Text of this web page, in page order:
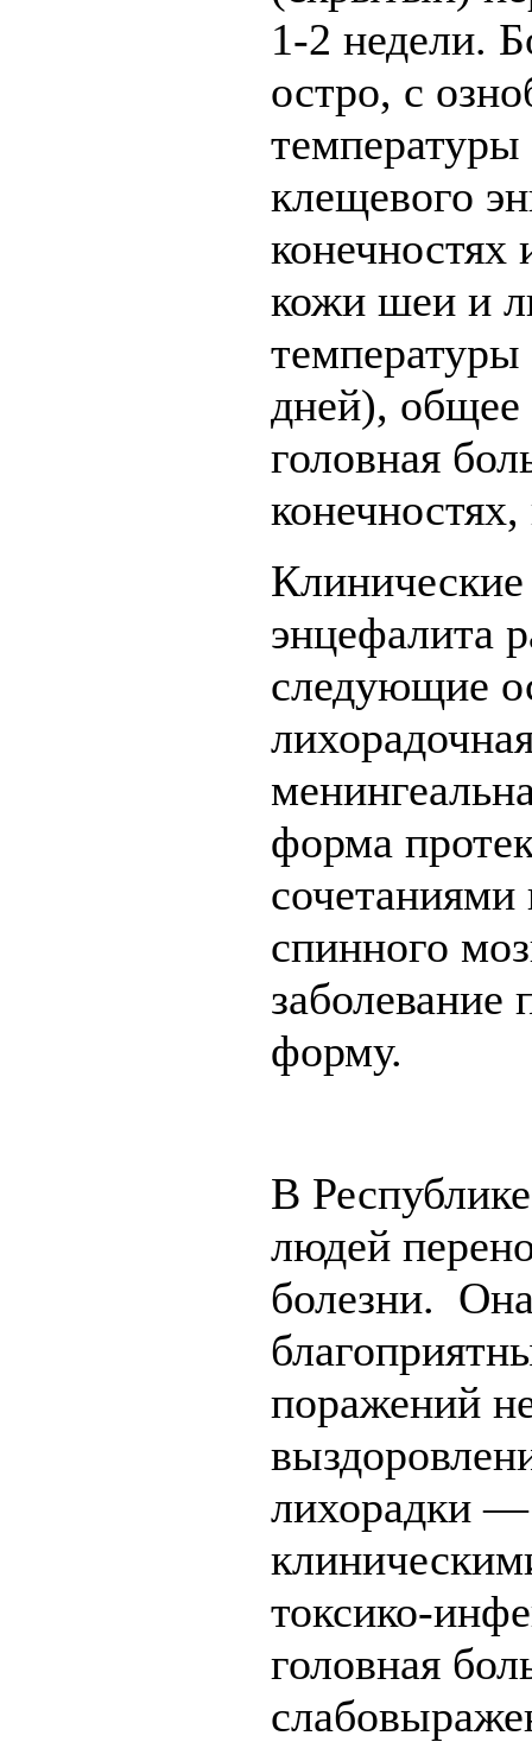
1-2 недели.
остро, с
клещевого
кожи шеи и
дней), общее
головная
энцефалита
следующие
форма
сочетаниями
спинного
заболевание
форму.
В
людей
болезни. Она
поражений
лихорадки
токсико-
головная